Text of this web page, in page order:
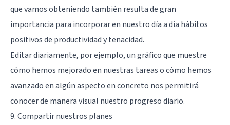
que vamos obteniendo también resulta de gran
importancia para incorporar en nuestro día a día hábitos
positivos de productividad y tenacidad.
Editar diariamente, por ejemplo, un gráfico que muestre
cómo hemos mejorado en nuestras tareas o cómo hemos
avanzado en algún aspecto en concreto nos permitirá
conocer de manera visual nuestro progreso diario.
9. Compartir nuestros planes